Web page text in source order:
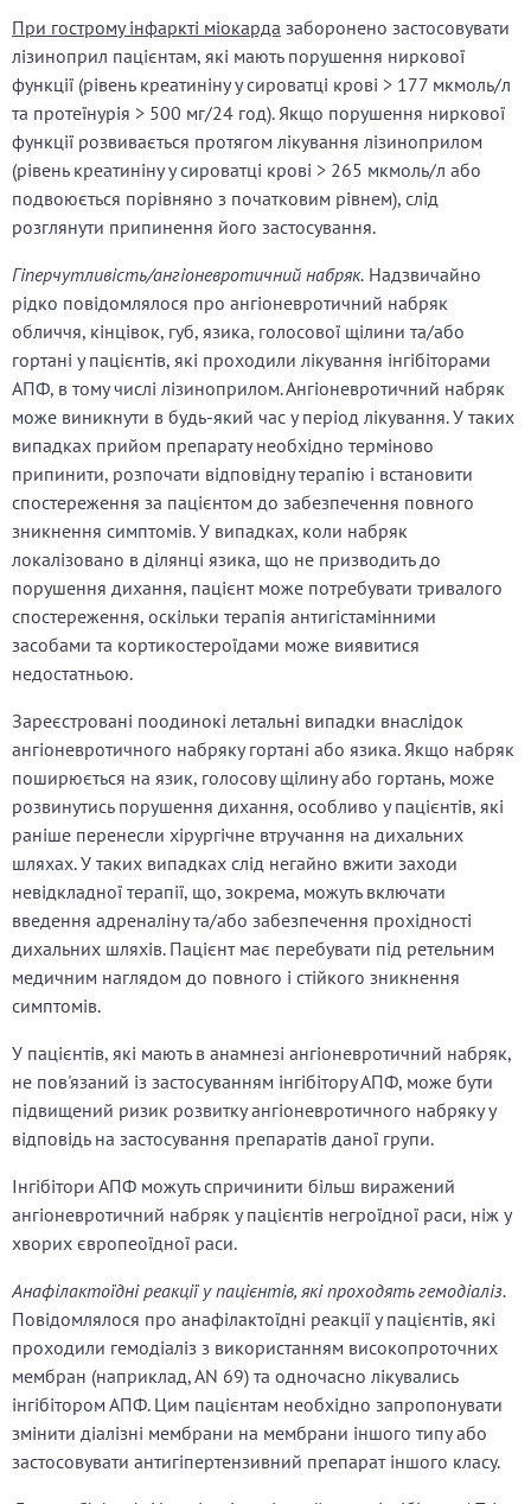
При гострому інфаркті міокарда заборонено застосовувати
лізиноприл пацієнтам, які мають порушення ниркової
функції (рівень креатиніну у сироватці крові > 177 мкмоль/л
та протеїнурія > 500 мг/24 год). Якщо порушення ниркової
функції розвивається протягом лікування лізиноприлом
(рівень креатиніну у сироватці крові > 265 мкмоль/л або
подвоюється порівняно з початковим рівнем), слід
розглянути припинення його застосування.
Гіперчутливість/ангіоневротичний набряк. Надзвичайно
рідко повідомлялося про ангіоневротичний набряк
обличчя, кінцівок, губ, язика, голосової щілини та/або
гортані у пацієнтів, які проходили лікування інгібіторами
АПФ, в тому числі лізиноприлом. Ангіоневротичний набряк
може виникнути в будь-який час у період лікування. У таких
випадках прийом препарату необхідно терміново
припинити, розпочати відповідну терапію і встановити
спостереження за пацієнтом до забезпечення повного
зникнення симптомів. У випадках, коли набряк
локалізовано в ділянці язика, що не призводить до
порушення дихання, пацієнт може потребувати тривалого
спостереження, оскільки терапія антигістамінними
засобами та кортикостероїдами може виявитися
недостатньою.
Зареєстровані поодинокі летальні випадки внаслідок
ангіоневротичного набряку гортані або язика. Якщо набряк
поширюється на язик, голосову щілину або гортань, може
розвинутись порушення дихання, особливо у пацієнтів, які
раніше перенесли хірургічне втручання на дихальних
шляхах. У таких випадках слід негайно вжити заходи
невідкладної терапії, що, зокрема, можуть включати
введення адреналіну та/або забезпечення прохідності
дихальних шляхів. Пацієнт має перебувати під ретельним
медичним наглядом до повного і стійкого зникнення
симптомів.
У пацієнтів, які мають в анамнезі ангіоневротичний набряк,
не пов'язаний із застосуванням інгібітору АПФ, може бути
підвищений ризик розвитку ангіоневротичного набряку у
відповідь на застосування препаратів даної групи.
Інгібітори АПФ можуть спричинити більш виражений
ангіоневротичний набряк у пацієнтів негроїдної раси, ніж у
хворих європеоїдної раси.
Анафілактоїдні реакції у пацієнтів, які проходять гемодіаліз.
Повідомлялося про анафілактоїдні реакції у пацієнтів, які
проходили гемодіаліз з використанням високопроточних
мембран (наприклад, АN 69) та одночасно лікувались
інгібітором АПФ. Цим пацієнтам необхідно запропонувати
змінити діалізні мембрани на мембрани іншого типу або
застосовувати антигіпертензивний препарат іншого класу.